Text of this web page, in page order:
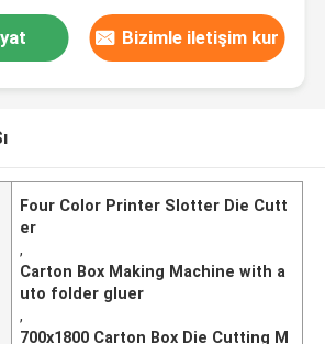
Bizimle iletişim kur
Four Color Printer Slotter Die Cutt
er
,
Carton Box Making Machine with a
uto folder gluer
,
700x1800 Carton Box Die Cutting M